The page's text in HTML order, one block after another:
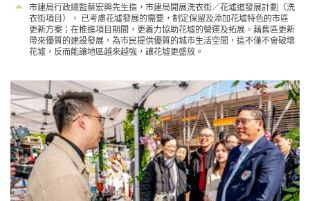
市建局行政總監蔡宏興先生指，市建局開展洗衣街／花墟道發展計劃（洗
衣街項目）， 已考慮花墟發展的需要，制定保留及添加花墟特色的市區
更新方案；在推進項目期間，更着力協助花墟的營運及拓展。藉舊區更新
帶來優質的建設發展，為市民提供優質的城市生活空間，這不僅不會破壞
花墟，反而能讓地區越來越強，讓花墟更盛放。